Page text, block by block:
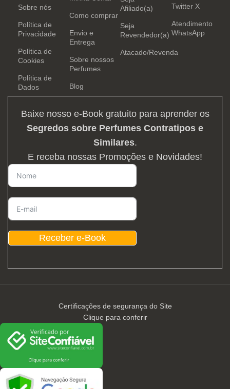
Sobre nós
Política de
Privacidade
Política de
Cookies
Política de
Dados
Como comprar
Envio e
Entrega
Sobre nossos
Perfumes
Blog
Afiliado(a)
Seja
Revendedor(a)
Atacado/Revenda
Twitter X
Atendimento
WhatsApp
Baixe nosso e-Book gratuito para aprender os
Segredos sobre Perfumes Contratipos e
Similares.
E receba nossas Promoções e Novidades!
Receber e-Book
Certificações de segurança do Site
Clique para conferir